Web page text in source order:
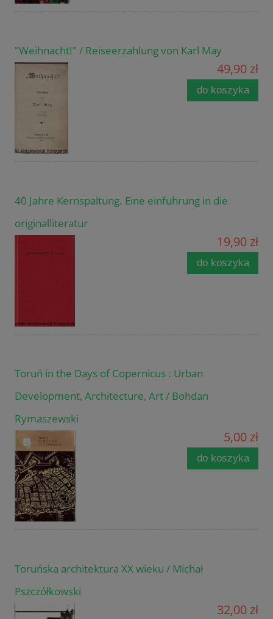
"Weihnacht!" / Reiseerzahlung von Karl May
49,90 zł
do koszyka
40 Jahre Kernspaltung. Eine einfuhrung in die
originalliteratur
19,90 zł
do koszyka
Toruń in the Days of Copernicus : Urban
Development, Architecture, Art / Bohdan
Rymaszewski
5,00 zł
do koszyka
Toruńska architektura XX wieku / Michał
Pszczółkowski
32,00 zł